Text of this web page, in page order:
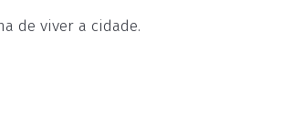
de viver a cidade.